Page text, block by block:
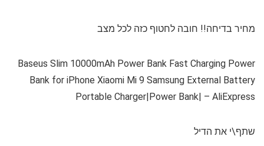
מחיר בדיחה!! חובה לחטוף כזה לכל מצב
Baseus Slim 10000mAh Power Bank Fast Charging Power
Bank for iPhone Xiaomi Mi 9 Samsung External Battery
Portable Charger|Power Bank| – AliExpress
שתף\י את הדיל